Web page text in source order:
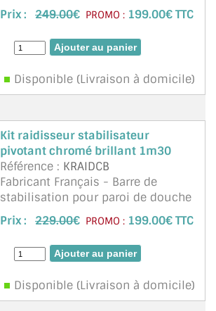
trou oblong coté mur, clipsable sur
le chant du verre, sans perçage ni
encoche sur le verre
Prix : 249.00€ PROMO : 199.00€ TTC
Disponible (Livraison à domicile)
Kit raidisseur stabilisateur
pivotant chromé brillant 1m30
Référence : KRAIDCB
Fabricant Français - Barre de
stabilisation pour paroi de douche
de 6 à 10mm d'épaisseur. Réglable
et orientable, recoupe facile,
finition parfaite, tube carré. Ligne
moderne et épu ...suite
Prix : 229.00€ PROMO : 199.00€ TTC
Disponible (Livraison à domicile)